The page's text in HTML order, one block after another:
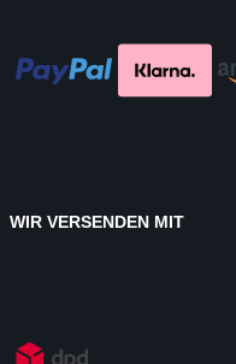
WIR VERSENDEN MIT